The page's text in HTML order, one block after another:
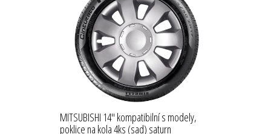
MITSUBISHI 14'' kompatibilní s modely,
poklice na kola 4ks (sad) saturn